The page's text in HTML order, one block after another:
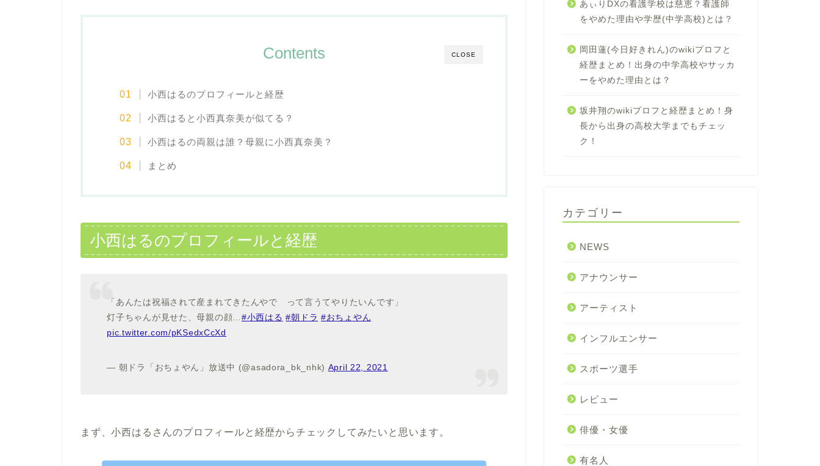
CLOSE
Contents
小西はるのプロフィールと経歴
小西はると小西真奈美が似てる？
小西はるの両親は誰？母親に小西真奈美？
まとめ
小西はるのプロフィールと経歴
「あんたは祝福されて産まれてきたんやで って言うてやりたいんです」
灯子ちゃんが見せた、母親の顔… #小西はる #朝ドラ #おちょやん
pic.twitter.com/pKSedxCcXd
— 朝ドラ「おちょやん」放送中 (@asadora_bk_nhk) April 22, 2021
まず、小西はるさんのプロフィールと経歴からチェックしてみたいと思います。
あぃりDXの看護学校は慈恵？看護師
をやめた理由や学歴(中学高校)とは？
岡田蓮(今日好きれん)のwikiプロフと
経歴まとめ！出身の中学高校やサッカ
ーをやめた理由とは？
坂井翔のwikiプロフと経歴まとめ！身
長から出身の高校大学までもチェッ
ク！
カテゴリー
NEWS
アナウンサー
アーティスト
インフルエンサー
スポーツ選手
レビュー
俳優・女優
有名人